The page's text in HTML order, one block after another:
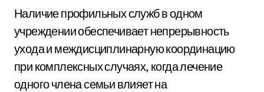
Наличие профильных служб в одном
учреждении обеспечивает непрерывность
ухода и междисциплинарную координацию
при комплексных случаях, когда лечение
одного члена семьи влияет на